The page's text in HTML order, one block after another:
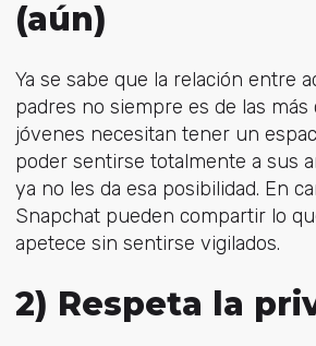
(aún)
Ya se sabe que la relación entre
padres no siempre es de las más
jóvenes necesitan tener un
poder sentirse totalmente a sus
ya no les da esa posibilidad. En
Snapchat pueden compartir lo
apetece sin sentirse vigilados.
2) Respeta la